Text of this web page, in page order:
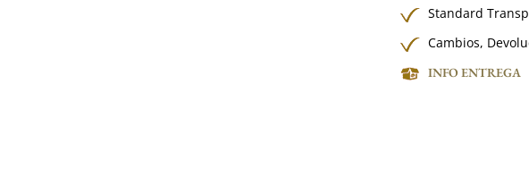
Standard
Cambios,
INFO ENTREGA